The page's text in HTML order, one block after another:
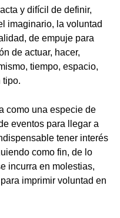
y difícil de definir,
imaginario, la voluntad
de empuje para
de actuar, hacer,
tiempo, espacio,
tipo.
como una especie de
eventos para llegar a
tener interés
como fin, de lo
incurra en molestias,
imprimir voluntad en